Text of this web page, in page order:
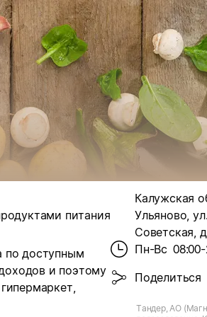
питания
по доступным
и поэтому
Калужская
Ульяново,
Советская,
Пн-Вс
Поделиться
Тандер, АО